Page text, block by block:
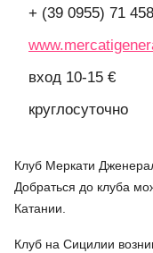
+ (39 0955) 71 458
вход 10-15 €
круглосуточно
Клуб Меркати
Добраться до клуба
Катании.
Клуб на Сицилии